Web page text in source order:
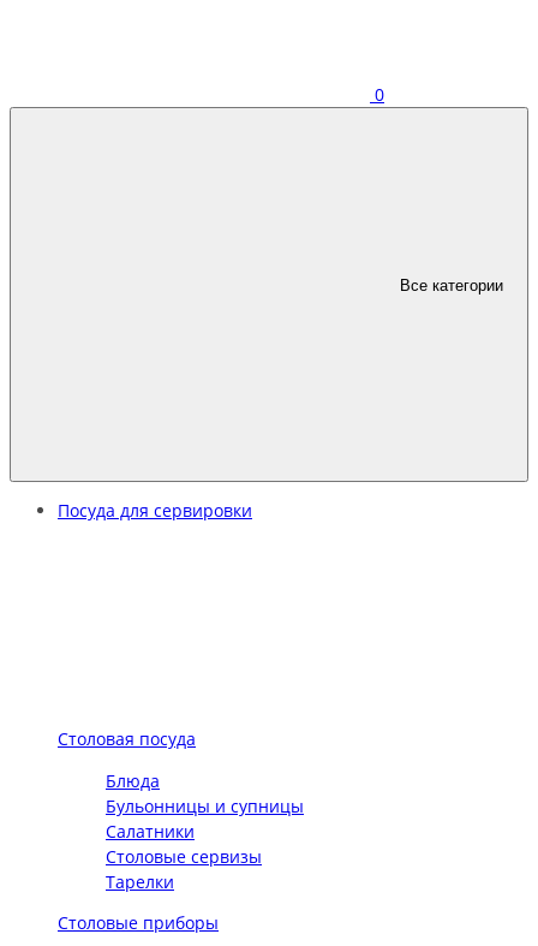
0
Все категории
Посуда для сервировки
Столовая посуда
Блюда
Бульонницы и супницы
Салатники
Столовые сервизы
Тарелки
Столовые приборы